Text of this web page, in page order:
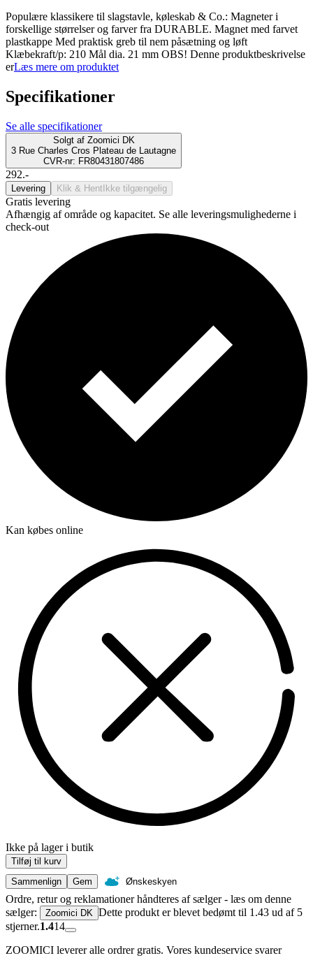
Populære klassikere til slagstavle, køleskab & Co.: Magneter i
forskellige størrelser og farver fra DURABLE. Magnet med farvet
plastkappe Med praktisk greb til nem påsætning og løft
Klæbekraft/p: 210 Mål dia. 21 mm OBS! Denne produktbeskrivelse
erLæs mere om produktet
Specifikationer
Se alle specifikationer
Solgt af Zoomici DK
3 Rue Charles Cros Plateau de Lautagne
CVR-nr: FR80431807486
292.-
Levering Klik & Hent Ikke tilgængelig
Gratis levering
Afhængig af område og kapacitet. Se alle leveringsmulighederne i
check-out
Kan købes online
Ikke på lager i butik
Tilføj til kurv
Sammenlign
Gem Ønskeskyen
Ordre, retur og reklamationer håndteres af sælger - læs om denne
sælger:
Zoomici DK Dette produkt er blevet bedømt til 1.43 ud af 5
stjerner.1.414
ZOOMICI leverer alle ordrer gratis. Vores kundeservice svarer